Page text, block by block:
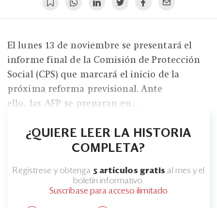
El lunes 13 de noviembre se presentará el
informe final de la Comisión de Protección
Social (CPS) que marcará el inicio de la
próxima reforma previsional. Ante
ello, las AFP se preparan en...
¿QUIERE LEER LA HISTORIA
COMPLETA?
Regístrese y obtenga 5 artículos gratis al mes y el
boletín informativo.
Suscríbase para acceso ilimitado